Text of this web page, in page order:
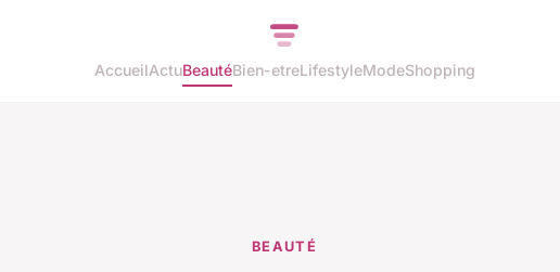
AccueilActuBeautéBien-etreLifestyleModeShopping
BEAUTÉ